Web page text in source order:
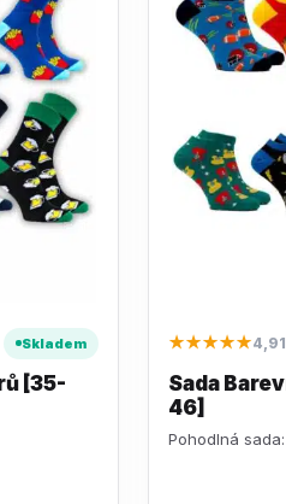
Skladem
[35-
★★★★★
Sada
46]
Pohodlná